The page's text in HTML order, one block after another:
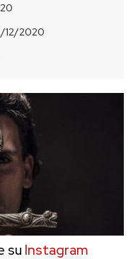
12/2020
su Instagram